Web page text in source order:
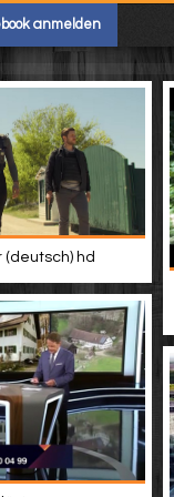
anmelden
hd